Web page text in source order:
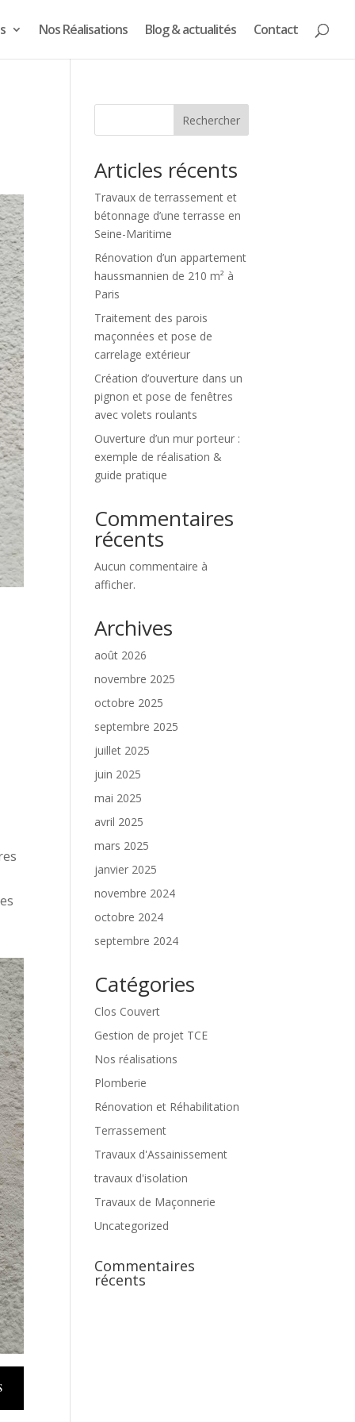
Nos Réalisations Blog & actualités Contact
Rechercher
Articles récents
Travaux de terrassement et
bétonnage d’une terrasse en
Seine-Maritime
Rénovation d’un appartement
haussmannien de 210 m² à
Paris
Traitement des parois
maçonnées et pose de
carrelage extérieur
Création d’ouverture dans un
pignon et pose de fenêtres
avec volets roulants
Ouverture d’un mur porteur :
exemple de réalisation &
guide pratique
Commentaires
récents
Aucun commentaire à
afficher.
Archives
août 2026
novembre 2025
octobre 2025
septembre 2025
juillet 2025
juin 2025
mai 2025
avril 2025
mars 2025
janvier 2025
novembre 2024
octobre 2024
septembre 2024
Catégories
Clos Couvert
Gestion de projet TCE
Nos réalisations
Plomberie
Rénovation et Réhabilitation
Terrassement
Travaux d'Assainissement
travaux d'isolation
Travaux de Maçonnerie
Uncategorized
Commentaires
récents